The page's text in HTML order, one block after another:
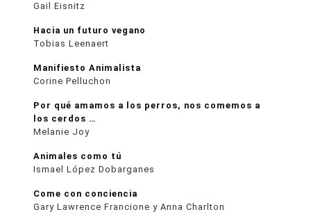
Gail Eisnitz
Hacia un futuro vegano
Tobias Leenaert
Manifiesto Animalista
Corine Pelluchon
Por qué amamos a los perros, nos comemos a
los cerdos …
Melanie Joy
Animales como tú
Ismael López Dobarganes
Come con conciencia
Gary Lawrence Francione y Anna Charlton